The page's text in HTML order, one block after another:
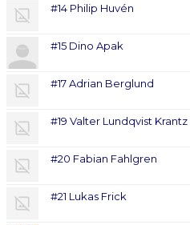
#14 Philip Huvén
#15 Dino Apak
#17 Adrian Berglund
#19 Valter Lundqvist Krantz
#20 Fabian Fahlgren
#21 Lukas Frick